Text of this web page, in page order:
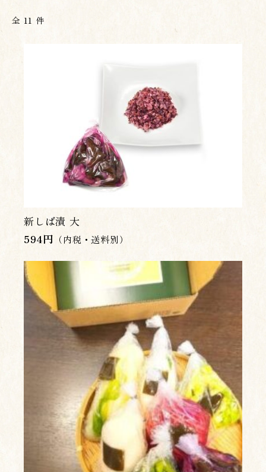
全 11 件
新しば漬 大
594円 （内税・送料別）